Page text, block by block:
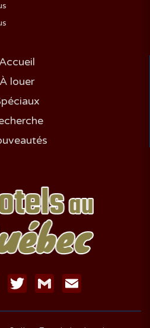
Accueil
À louer
Messenger
Twitter Gmail